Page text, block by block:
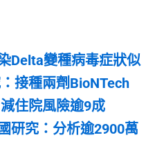
Delta變種病毒症狀似
接種兩劑BioNTech
住院風險逾9成
研究：分析逾2900萬